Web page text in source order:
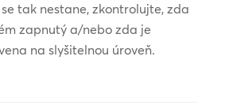
tak nestane, zkontrolujte, zda
zapnutý a/nebo zda je
na slyšitelnou úroveň.